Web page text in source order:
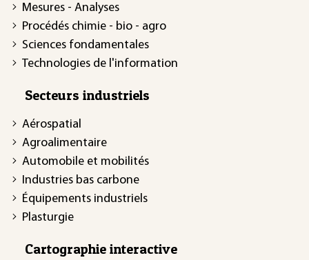
Mesures - Analyses
Procédés chimie - bio - agro
Sciences fondamentales
Technologies de l'information
Secteurs industriels
Aérospatial
Agroalimentaire
Automobile et mobilités
Industries bas carbone
Équipements industriels
Plasturgie
Cartographie interactive